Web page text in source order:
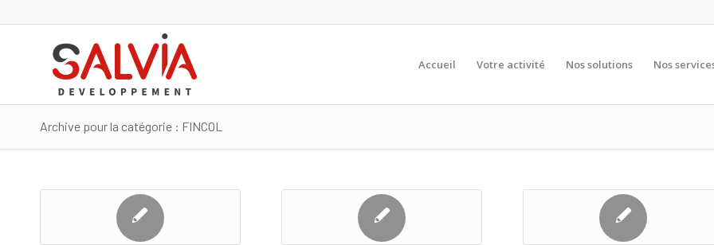
Accueil Votre activité Nos solutions Nos
Archive pour la catégorie : FINCOL